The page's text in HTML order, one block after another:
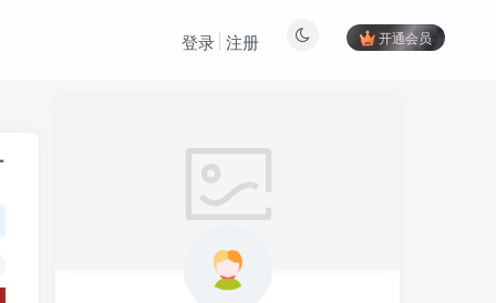
开通会员
登录 注册